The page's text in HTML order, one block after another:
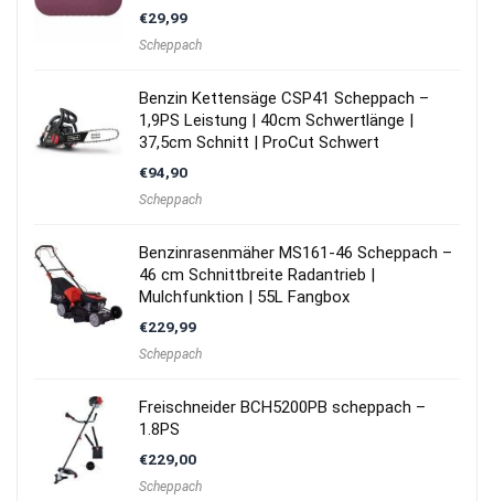
€29,99
Scheppach
Benzin Kettensäge CSP41 Scheppach –
1,9PS Leistung | 40cm Schwertlänge |
37,5cm Schnitt | ProCut Schwert
€94,90
Scheppach
Benzinrasenmäher MS161-46 Scheppach –
46 cm Schnittbreite Radantrieb |
Mulchfunktion | 55L Fangbox
€229,99
Scheppach
Freischneider BCH5200PB scheppach –
1.8PS
€229,00
Scheppach